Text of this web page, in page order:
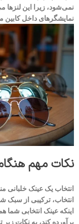
نمی‌شود، زیرا این لنزها
نمایشگرهای داخل کابین
نکات مهم
انتخاب یک عینک خلبانی
انتخاب، ترکیبی از
اینکه عینک انتخابی شما
برآورده کند، به نکات زیر